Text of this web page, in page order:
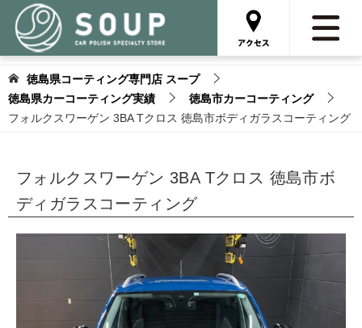
徳島県コーティング専門店 スープ
徳島県カーコーティング実績
徳島市カーコーティング
フォルクスワーゲン 3BA Tクロス 徳島市ボディガラスコーティング
フォルクスワーゲン 3BA Tクロス 徳島市ボ
ディガラスコーティング